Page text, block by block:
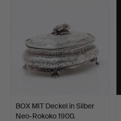
BOX MIT Deckel in Silber
Neo-Rokoko 1900.